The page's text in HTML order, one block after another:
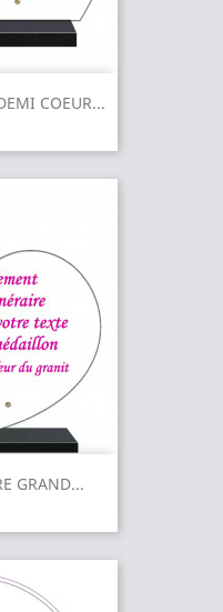
COEUR...
GRAND...